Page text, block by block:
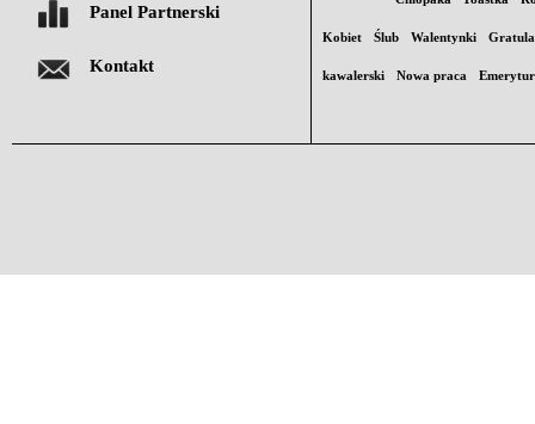
Panel Partnerski
Kontakt
Kobiet Ślub Walentynki
kawalerski Nowa praca